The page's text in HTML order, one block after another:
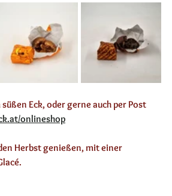
Eck, oder gerne auch per Post
onlineshop
Herbst genießen, mit einer